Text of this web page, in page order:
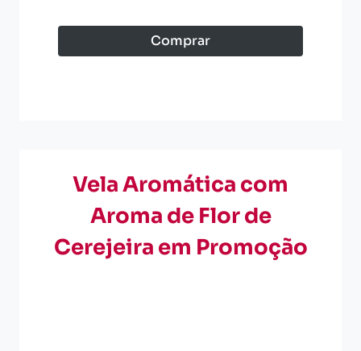
Comprar
Vela Aromática com
Aroma de Flor de
Cerejeira em Promoção